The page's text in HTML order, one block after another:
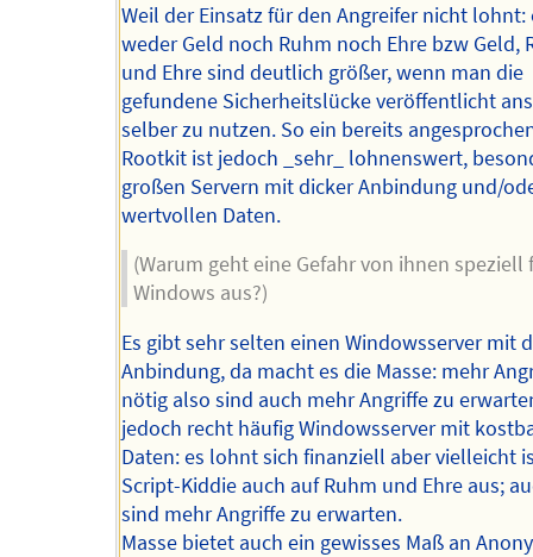
Weil der Einsatz für den Angreifer nicht lohnt:
weder Geld noch Ruhm noch Ehre bzw Geld,
und Ehre sind deutlich größer, wenn man die
gefundene Sicherheitslücke veröffentlicht
selber zu nutzen. So ein bereits
Rootkit ist jedoch _sehr_ lohnenswert,
großen Servern mit dicker Anbindung und/
wertvollen Daten.
(Warum geht eine Gefahr von ihnen speziell
Windows aus?)
Es gibt sehr selten einen Windowsserver mit
Anbindung, da macht es die Masse: mehr
nötig also sind auch mehr Angriffe zu
jedoch recht häufig Windowsserver mit
Daten: es lohnt sich finanziell aber vielleicht
Script-Kiddie auch auf Ruhm und Ehre aus;
sind mehr Angriffe zu erwarten.
Masse bietet auch ein gewisses Maß an